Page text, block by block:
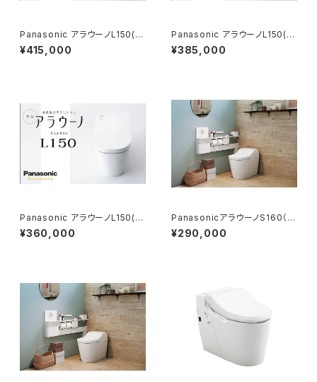
Panasonic アラウーノL150(タ
イプ0)基本工事費コミコミプラ
ン
¥415,000
Panasonic アラウーノL150(タ
イプ1)基本工事費コミコミプラン
¥385,000
Panasonic アラウーノL150(タ
イプ2)基本工事費コミコミプラ
ン
¥360,000
PanasonicアラウーノS160（タ
イプ1） 基本工事費コミコミプラ
ン
¥290,000